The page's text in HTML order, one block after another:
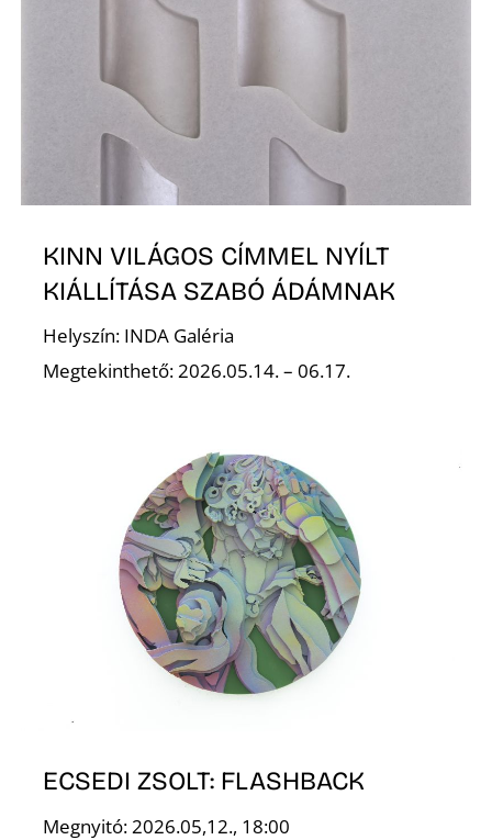
KINN VILÁGOS CÍMMEL NYÍLT
KIÁLLÍTÁSA SZABÓ ÁDÁMNAK
Helyszín: INDA Galéria
Megtekinthető: 2026.05.14. – 06.17.
ECSEDI ZSOLT: FLASHBACK
Megnyitó: 2026.05,12., 18:00